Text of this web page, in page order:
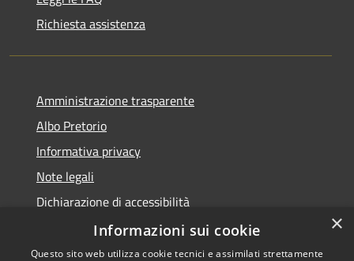
Richiesta assistenza
Amministrazione trasparente
Albo Pretorio
Informativa privacy
Note legali
Dichiarazione di accessibilità
Dichiarazione di accessibilità dal 2025
×
Informazioni sui cookie
Questo sito web utilizza cookie tecnici e assimilati strettamente